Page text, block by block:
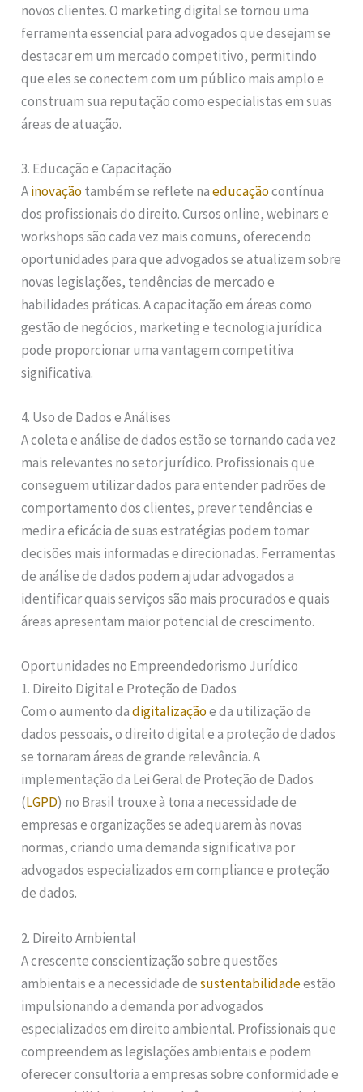
novos clientes. O marketing digital se tornou uma
ferramenta essencial para advogados que desejam se
destacar em um mercado competitivo, permitindo
que eles se conectem com um público mais amplo e
construam sua reputação como especialistas em suas
áreas de atuação.
3. Educação e Capacitação
Ainovaçãotambém se reflete naeducaçãocontínua
dos profissionais do direito. Cursos online, webinars e
workshops são cada vez mais comuns, oferecendo
oportunidades para que advogados se atualizem sobre
novas legislações, tendências de mercado e
habilidades práticas. A capacitação em áreas como
gestão de negócios, marketing e tecnologia jurídica
pode proporcionar uma vantagem competitiva
significativa.
4. Uso de Dados e Análises
A coleta e análise de dados estão se tornando cada vez
mais relevantes no setor jurídico. Profissionais que
conseguem utilizar dados para entender padrões de
comportamento dos clientes, prever tendências e
medir a eficácia de suas estratégias podem tomar
decisões mais informadas e direcionadas. Ferramentas
de análise de dados podem ajudar advogados a
identificar quais serviços são mais procurados e quais
áreas apresentam maior potencial de crescimento.
Oportunidades no Empreendedorismo Jurídico
1. Direito Digital e Proteção de Dados
Com o aumento dadigitalizaçãoe da utilização de
dados pessoais, o direito digital e a proteção de dados
se tornaram áreas de grande relevância. A
implementação da Lei Geral de Proteção de Dados
(LGPD) no Brasil trouxe à tona a necessidade de
empresas e organizações se adequarem às novas
normas, criando uma demanda significativa por
advogados especializados em compliance e proteção
de dados.
2. Direito Ambiental
A crescente conscientização sobre questões
ambientais e a necessidade desustentabilidadeestão
impulsionando a demanda por advogados
especializados em direito ambiental. Profissionais que
compreendem as legislações ambientais e podem
oferecer consultoria a empresas sobre conformidade e